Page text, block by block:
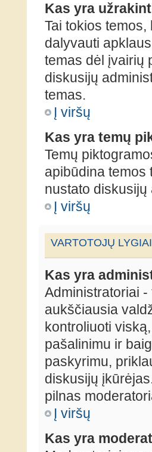
Kas yra
Tai tokios
dalyvauti
temas dėl įvairių
diskusijų
temas.
Į viršų
Kas yra temų
Temų
apibūdina temos
nustato
Į viršų
VARTOTOJŲ
Kas yra
Administratoriai
aukščiausia
kontroliuoti
pašalinimu ir
paskyrimu,
diskusijų
pilnas
Į viršų
Kas yra